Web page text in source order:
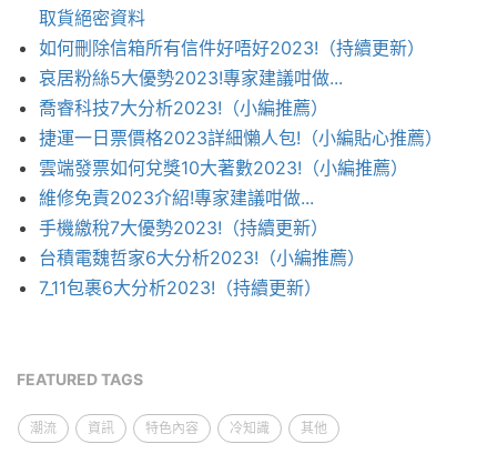
取貨絕密資料
如何刪除信箱所有信件好唔好2023!（持續更新）
哀居粉絲5大優勢2023!專家建議咁做...
喬睿科技7大分析2023!（小編推薦）
捷運一日票價格2023詳細懶人包!（小編貼心推薦）
雲端發票如何兌獎10大著數2023!（小編推薦）
維修免責2023介紹!專家建議咁做...
手機繳稅7大優勢2023!（持續更新）
台積電魏哲家6大分析2023!（小編推薦）
7_11包裹6大分析2023!（持續更新）
FEATURED TAGS
潮流 資訊 特色內容 冷知識 其他